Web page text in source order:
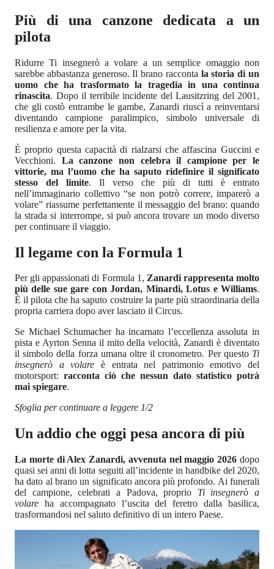
Più di una canzone dedicata a un
pilota
Ridurre Ti insegnerò a volare a un semplice omaggio non
sarebbe abbastanza generoso. Il brano racconta la storia di un
uomo che ha trasformato la tragedia in una continua
rinascita. Dopo il terribile incidente del Lausitzring del 2001,
che gli costò entrambe le gambe, Zanardi riuscì a reinventarsi
diventando campione paralimpico, simbolo universale di
resilienza e amore per la vita.
È proprio questa capacità di rialzarsi che affascina Guccini e
Vecchioni. La canzone non celebra il campione per le
vittorie, ma l’uomo che ha saputo ridefinire il significato
stesso del limite. Il verso che più di tutti è entrato
nell’immaginario collettivo “se non potrò correre, imparerò a
volare” riassume perfettamente il messaggio del brano: quando
la strada si interrompe, si può ancora trovare un modo diverso
per continuare il viaggio.
Il legame con la Formula 1
Per gli appassionati di Formula 1, Zanardi rappresenta molto
più delle sue gare con Jordan, Minardi, Lotus e Williams.
È il pilota che ha saputo costruire la parte più straordinaria della
propria carriera dopo aver lasciato il Circus.
Se Michael Schumacher ha incarnato l’eccellenza assoluta in
pista e Ayrton Senna il mito della velocità, Zanardi è diventato
il simbolo della forza umana oltre il cronometro. Per questo Ti
insegnerò a volare è entrata nel patrimonio emotivo del
motorsport: racconta ciò che nessun dato statistico potrà
mai spiegare.
Sfoglia per continuare a leggere 1/2
Un addio che oggi pesa ancora di più
La morte di Alex Zanardi, avvenuta nel maggio 2026 dopo
quasi sei anni di lotta seguiti all’incidente in handbike del 2020,
ha dato al brano un significato ancora più profondo. Ai funerali
del campione, celebrati a Padova, proprio Ti insegnerò a
volare ha accompagnato l’uscita del feretro dalla basilica,
trasformandosi nel saluto definitivo di un intero Paese.